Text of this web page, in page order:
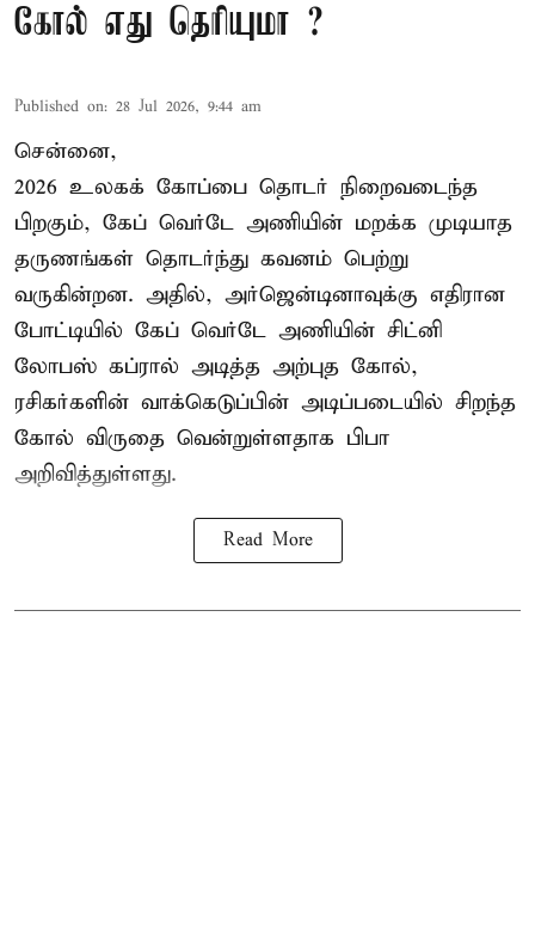
கோல் எது தெரியுமா ?
Published on: 28 Jul 2026, 9:44 am
சென்னை,
2026 உலகக் கோப்பை தொடர் நிறைவடைந்த
பிறகும், கேப் வெர்டே அணியின் மறக்க முடியாத
தருணங்கள் தொடர்ந்து கவனம் பெற்று
வருகின்றன. அதில், அர்ஜென்டினாவுக்கு எதிரான
போட்டியில் கேப் வெர்டே அணியின் சிட்னி
லோபஸ் கப்ரால் அடித்த அற்புத கோல்,
ரசிகர்களின் வாக்கெடுப்பின் அடிப்படையில் சிறந்த
கோல் விருதை வென்றுள்ளதாக பிபா
அறிவித்துள்ளது.
Read More